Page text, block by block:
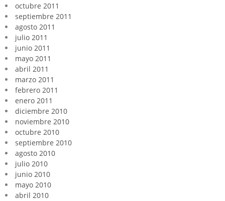
octubre 2011
septiembre 2011
agosto 2011
julio 2011
junio 2011
mayo 2011
abril 2011
marzo 2011
febrero 2011
enero 2011
diciembre 2010
noviembre 2010
octubre 2010
septiembre 2010
agosto 2010
julio 2010
junio 2010
mayo 2010
abril 2010